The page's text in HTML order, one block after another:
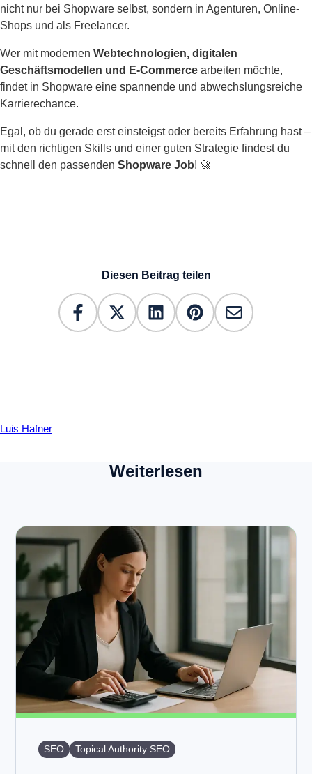
nicht nur bei Shopware selbst, sondern in Agenturen, Online-
Shops und als Freelancer.
Wer mit modernen Webtechnologien, digitalen
Geschäftsmodellen und E-Commerce arbeiten möchte,
findet in Shopware eine spannende und abwechslungsreiche
Karrierechance.
Egal, ob du gerade erst einsteigst oder bereits Erfahrung hast –
mit den richtigen Skills und einer guten Strategie findest du
schnell den passenden Shopware Job! 🚀
Diesen Beitrag teilen
Luis Hafner
Weiterlesen
SEO Topical Authority SEO